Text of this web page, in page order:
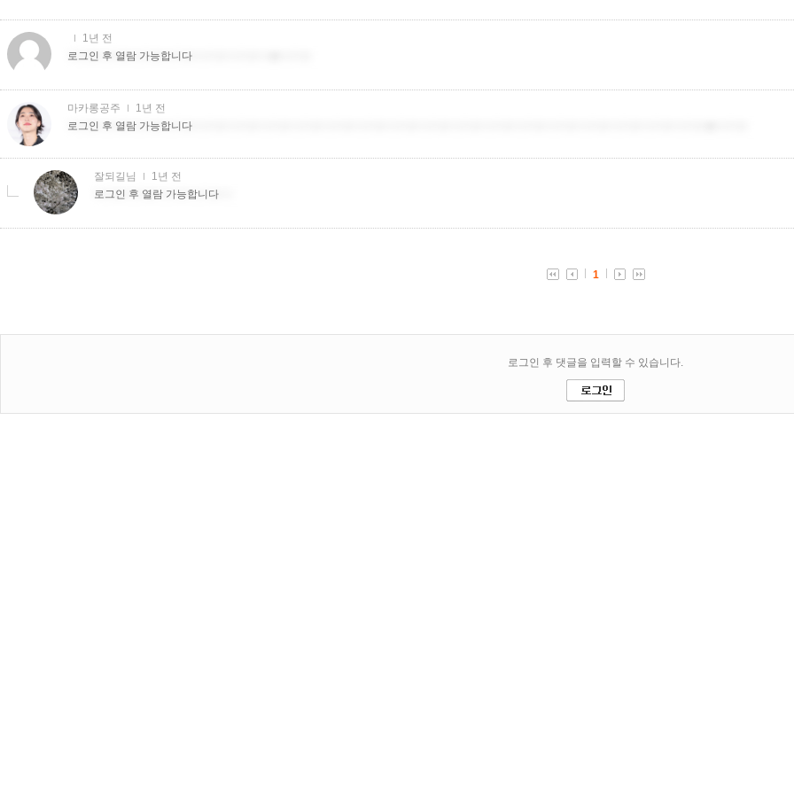
1년 전
더치트더치트더치트더치트더치트더치트더�더치트
로그인 후 열람 가능합니다
마카롱공주
1년 전
더치트더치트더치트더치트더치트더치트더치트더치트더치트더치트더치트더치트더치트더치트더치트더치트더치트더치트더치트더치트�더치트
로그인 후 열람 가능합니다
잘되길님
1년 전
더치트더치트더치트더치트더
로그인 후 열람 가능합니다
1
로그인 후 댓글을 입력할 수 있습니다.